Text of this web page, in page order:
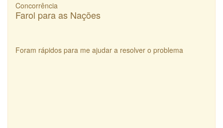
Concorrência
Farol para as Nações
Foram rápidos para me ajudar a resolver o problema